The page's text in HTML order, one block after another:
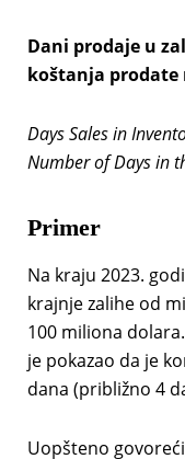
Dani prodaje u
koštanja prodate
Days Sales in
Number of Days in
Primer
Na kraju 2023.
krajnje zalihe od
100 miliona
je pokazao da je
dana (približno 4
Uopšteno